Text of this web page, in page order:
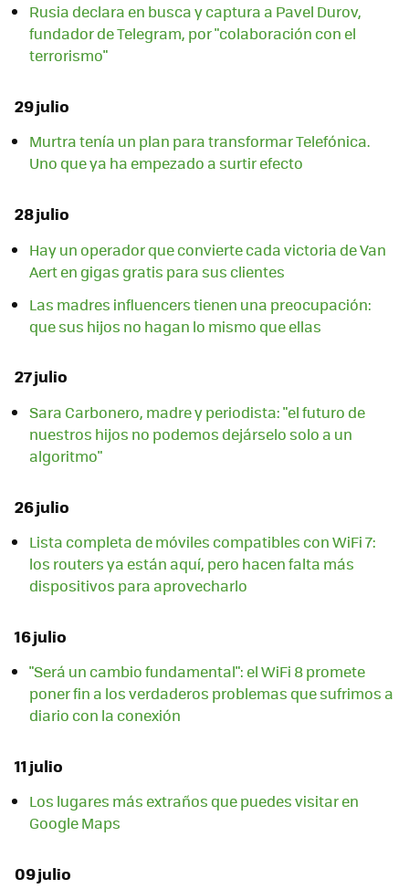
Rusia declara en busca y captura a Pavel Durov,
fundador de Telegram, por "colaboración con el
terrorismo"
29 julio
Murtra tenía un plan para transformar Telefónica.
Uno que ya ha empezado a surtir efecto
28 julio
Hay un operador que convierte cada victoria de Van
Aert en gigas gratis para sus clientes
Las madres influencers tienen una preocupación:
que sus hijos no hagan lo mismo que ellas
27 julio
Sara Carbonero, madre y periodista: "el futuro de
nuestros hijos no podemos dejárselo solo a un
algoritmo"
26 julio
Lista completa de móviles compatibles con WiFi 7:
los routers ya están aquí, pero hacen falta más
dispositivos para aprovecharlo
16 julio
"Será un cambio fundamental": el WiFi 8 promete
poner fin a los verdaderos problemas que sufrimos a
diario con la conexión
11 julio
Los lugares más extraños que puedes visitar en
Google Maps
09 julio